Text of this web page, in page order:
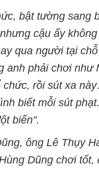
bật tường sang
cậu ấy
qua người tại
anh phải chơi như
chức, rồi sút xa
biết mỗi sút
biến".
ông Lê Thụy
Dũng chơi tốt,